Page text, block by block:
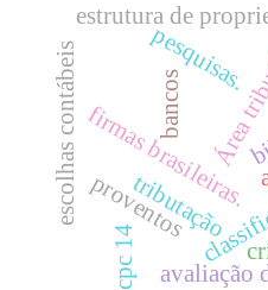
tributação
estrutura de
firmas brasileiras.
avaliação
bancos
pesquisas.
escolhas contábeis
icpc 14
proventos